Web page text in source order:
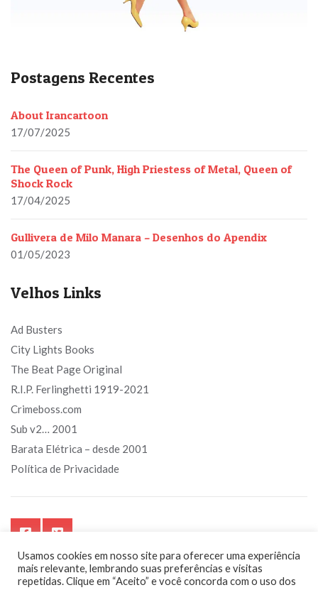
Postagens Recentes
About Irancartoon
17/07/2025
The Queen of Punk, High Priestess of Metal, Queen of
Shock Rock
17/04/2025
Gullivera de Milo Manara – Desenhos do Apendix
01/05/2023
Velhos Links
Ad Busters
City Lights Books
The Beat Page Original
R.I.P. Ferlinghetti 1919-2021
Crimeboss.com
Sub v2… 2001
Barata Elétrica – desde 2001
Política de Privacidade
Usamos cookies em nosso site para oferecer uma experiência
mais relevante, lembrando suas preferências e visitas
repetidas. Clique em “Aceito” e você concorda com o uso dos